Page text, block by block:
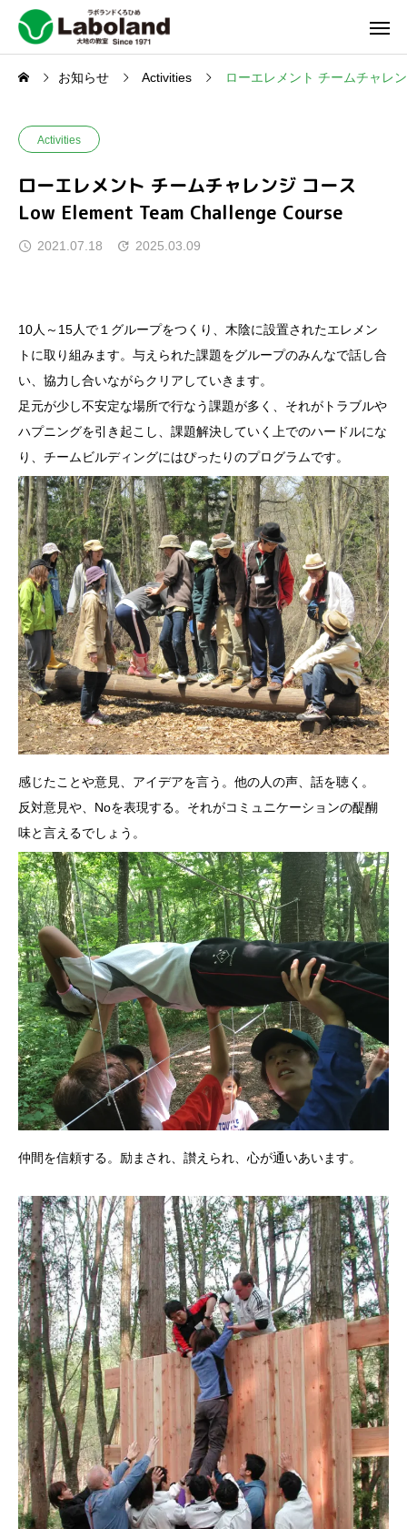
お知らせ Activities ローエレメント チームチャレ
Activities
ローエレメント チームチャレンジ コース
Low Element Team Challenge Course
2021.07.18 2025.03.09
10人～15人で１グループをつくり、木陰に設置されたエレメン
トに取り組みます。与えられた課題をグループのみんなで話し合
い、協力し合いながらクリアしていきます。
足元が少し不安定な場所で行なう課題が多く、それがトラブルや
ハプニングを引き起こし、課題解決していく上でのハードルにな
り、チームビルディングにはぴったりのプログラムです。
感じたことや意見、アイデアを言う。他の人の声、話を聴く。
反対意見や、Noを表現する。それがコミュニケーションの醍醐
味と言えるでしょう。
仲間を信頼する。励まされ、讃えられ、心が通いあいます。